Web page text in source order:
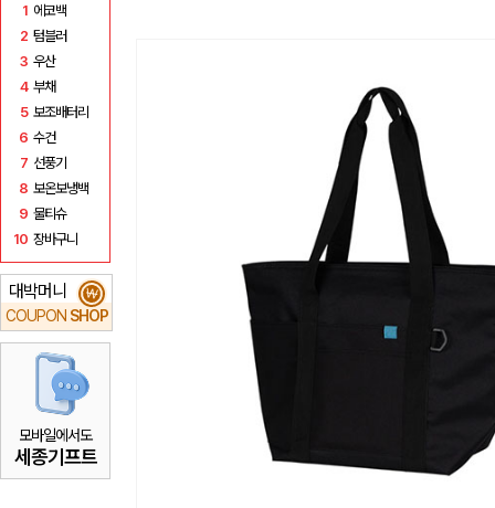
1 에코백
2 텀블러
3 우산
4 부채
5 보조배터리
6 수건
7 선풍기
8 보온보냉백
9 물티슈
10 장바구니
대박머니
COUPON SHOP
₩
모바일에서도
세종기프트